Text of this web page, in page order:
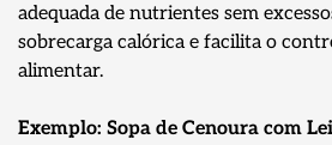
adequada de nutrientes sem
sobrecarga calórica e facilita o
alimentar.
Exemplo: Sopa de Cenoura com